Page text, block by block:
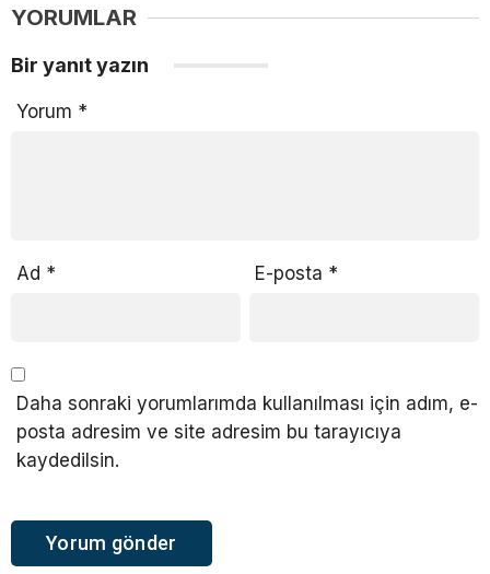
YORUMLAR
Bir yanıt yazın
Yorum *
Ad * E-posta *
Daha sonraki yorumlarımda kullanılması için adım, e-
posta adresim ve site adresim bu tarayıcıya
kaydedilsin.